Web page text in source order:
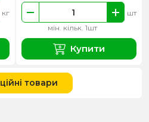
кг
мін. кільк. 1шт
шт
Купити
товари